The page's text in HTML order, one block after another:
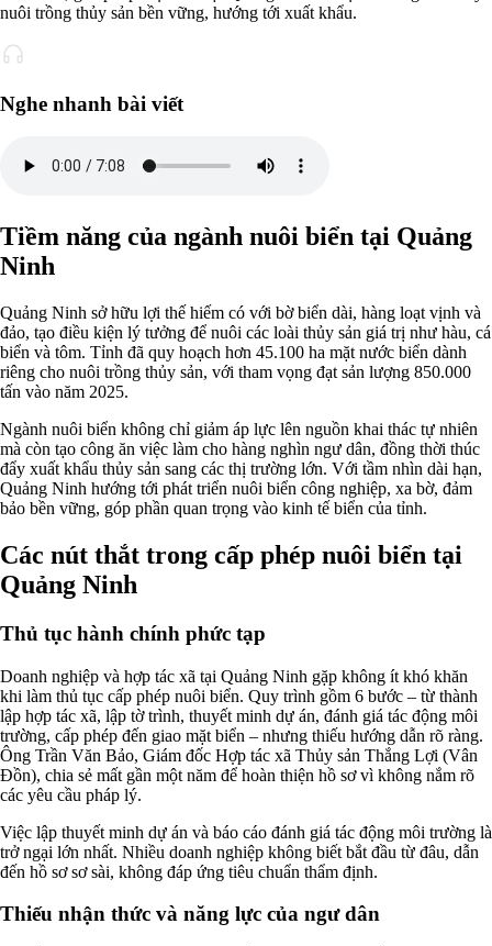
nuôi trồng thủy sản bền vững, hướng tới xuất khẩu.
Nghe nhanh bài viết
Tiềm năng của ngành nuôi biển tại Quảng
Ninh
Quảng Ninh sở hữu lợi thế hiếm có với bờ biển dài, hàng loạt vịnh và
đảo, tạo điều kiện lý tưởng để nuôi các loài thủy sản giá trị như hàu, cá
biển và tôm. Tỉnh đã quy hoạch hơn 45.100 ha mặt nước biển dành
riêng cho nuôi trồng thủy sản, với tham vọng đạt sản lượng 850.000
tấn vào năm 2025.
Ngành nuôi biển không chỉ giảm áp lực lên nguồn khai thác tự nhiên
mà còn tạo công ăn việc làm cho hàng nghìn ngư dân, đồng thời thúc
đẩy xuất khẩu thủy sản sang các thị trường lớn. Với tầm nhìn dài hạn,
Quảng Ninh hướng tới phát triển nuôi biển công nghiệp, xa bờ, đảm
bảo bền vững, góp phần quan trọng vào kinh tế biển của tỉnh.
Các nút thắt trong cấp phép nuôi biển tại
Quảng Ninh
Thủ tục hành chính phức tạp
Doanh nghiệp và hợp tác xã tại Quảng Ninh gặp không ít khó khăn
khi làm thủ tục cấp phép nuôi biển. Quy trình gồm 6 bước – từ thành
lập hợp tác xã, lập tờ trình, thuyết minh dự án, đánh giá tác động môi
trường, cấp phép đến giao mặt biển – nhưng thiếu hướng dẫn rõ ràng.
Ông Trần Văn Bảo, Giám đốc Hợp tác xã Thủy sản Thắng Lợi (Vân
Đồn), chia sẻ mất gần một năm để hoàn thiện hồ sơ vì không nắm rõ
các yêu cầu pháp lý.
Việc lập thuyết minh dự án và báo cáo đánh giá tác động môi trường là
trở ngại lớn nhất. Nhiều doanh nghiệp không biết bắt đầu từ đâu, dẫn
đến hồ sơ sơ sài, không đáp ứng tiêu chuẩn thẩm định.
Thiếu nhận thức và năng lực của ngư dân